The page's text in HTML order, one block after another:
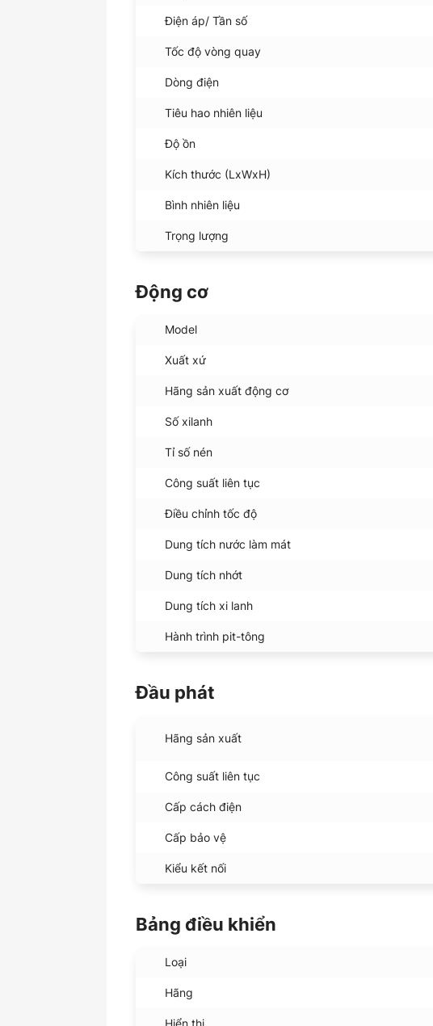
Điện áp/ Tần số
Tốc độ vòng quay
Dòng điện
Tiêu hao nhiên liệu
Độ ồn
Kích thước (LxWxH)
Bình nhiên liệu
Trọng lượng
Động cơ
Model
Xuất xứ
Hãng sản xuất động cơ
Số xilanh
Tỉ số nén
Công suất liên tục
Điều chỉnh tốc độ
Dung tích nước làm mát
Dung tích nhớt
Dung tích xi lanh
Hành trình pit-tông
Đầu phát
Hãng sản xuất
Công suất liên tục
Cấp cách điện
Cấp bảo vệ
Kiểu kết nối
Bảng điều khiển
Loại
Hãng
Hiển thị